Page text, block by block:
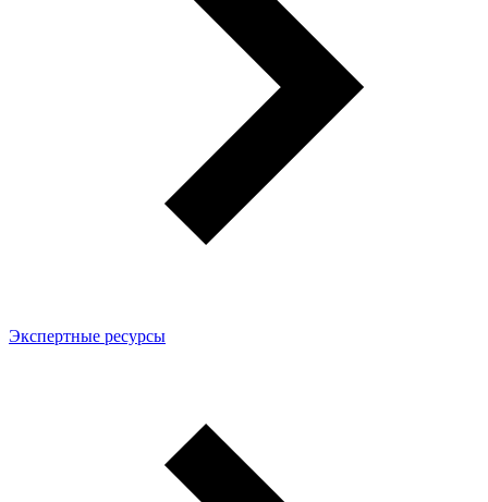
Экспертные ресурсы